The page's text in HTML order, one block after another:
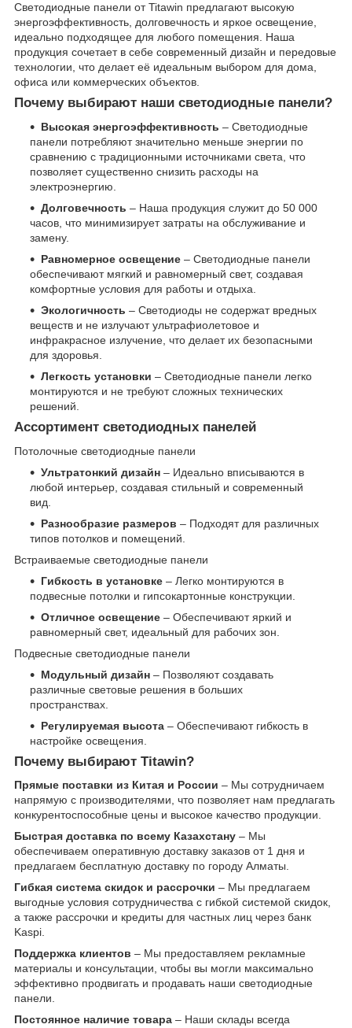
Светодиодные панели от Titawin предлагают высокую
энергоэффективность, долговечность и яркое освещение,
идеально подходящее для любого помещения. Наша
продукция сочетает в себе современный дизайн и передовые
технологии, что делает её идеальным выбором для дома,
офиса или коммерческих объектов.
Почему выбирают наши светодиодные панели?
Высокая энергоэффективность – Светодиодные
панели потребляют значительно меньше энергии по
сравнению с традиционными источниками света, что
позволяет существенно снизить расходы на
электроэнергию.
Долговечность – Наша продукция служит до 50 000
часов, что минимизирует затраты на обслуживание и
замену.
Равномерное освещение – Светодиодные панели
обеспечивают мягкий и равномерный свет, создавая
комфортные условия для работы и отдыха.
Экологичность – Светодиоды не содержат вредных
веществ и не излучают ультрафиолетовое и
инфракрасное излучение, что делает их безопасными
для здоровья.
Легкость установки – Светодиодные панели легко
монтируются и не требуют сложных технических
решений.
Ассортимент светодиодных панелей
Потолочные светодиодные панели
Ультратонкий дизайн – Идеально вписываются в
любой интерьер, создавая стильный и современный
вид.
Разнообразие размеров – Подходят для различных
типов потолков и помещений.
Встраиваемые светодиодные панели
Гибкость в установке – Легко монтируются в
подвесные потолки и гипсокартонные конструкции.
Отличное освещение – Обеспечивают яркий и
равномерный свет, идеальный для рабочих зон.
Подвесные светодиодные панели
Модульный дизайн – Позволяют создавать
различные световые решения в больших
пространствах.
Регулируемая высота – Обеспечивают гибкость в
настройке освещения.
Почему выбирают Titawin?
Прямые поставки из Китая и России – Мы сотрудничаем
напрямую с производителями, что позволяет нам предлагать
конкурентоспособные цены и высокое качество продукции.
Быстрая доставка по всему Казахстану – Мы
обеспечиваем оперативную доставку заказов от 1 дня и
предлагаем бесплатную доставку по городу Алматы.
Гибкая система скидок и рассрочки – Мы предлагаем
выгодные условия сотрудничества с гибкой системой скидок,
а также рассрочки и кредиты для частных лиц через банк
Kaspi.
Поддержка клиентов – Мы предоставляем рекламные
материалы и консультации, чтобы вы могли максимально
эффективно продвигать и продавать наши светодиодные
панели.
Постоянное наличие товара – Наши склады всегда